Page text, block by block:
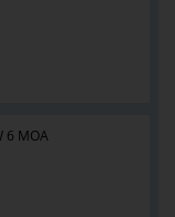
6 MOA